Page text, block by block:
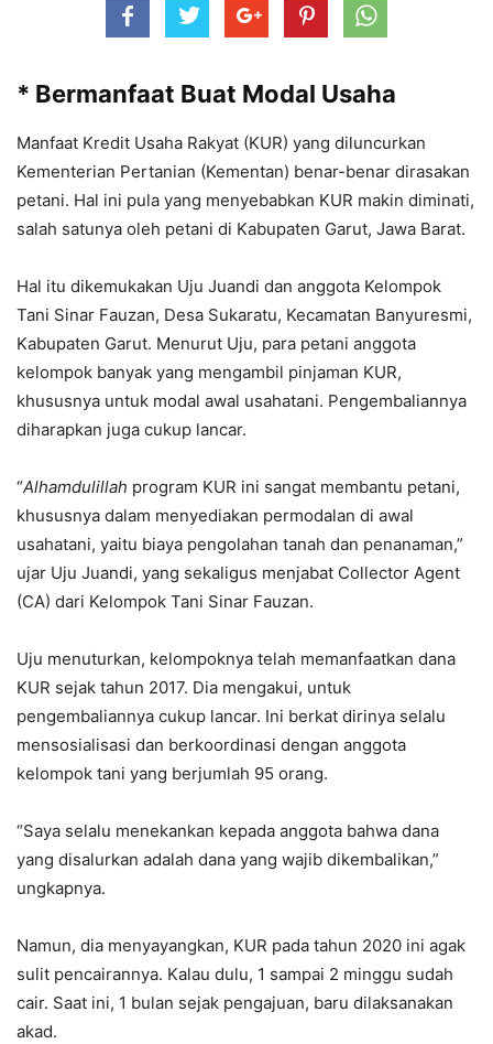
* Bermanfaat Buat Modal Usaha
Manfaat Kredit Usaha Rakyat (KUR) yang diluncurkan
Kementerian Pertanian (Kementan) benar-benar dirasakan
petani. Hal ini pula yang menyebabkan KUR makin diminati,
salah satunya oleh petani di Kabupaten Garut, Jawa Barat.
Hal itu dikemukakan Uju Juandi dan anggota Kelompok
Tani Sinar Fauzan, Desa Sukaratu, Kecamatan Banyuresmi,
Kabupaten Garut. Menurut Uju, para petani anggota
kelompok banyak yang mengambil pinjaman KUR,
khususnya untuk modal awal usahatani. Pengembaliannya
diharapkan juga cukup lancar.
“Alhamdulillah program KUR ini sangat membantu petani,
khususnya dalam menyediakan permodalan di awal
usahatani, yaitu biaya pengolahan tanah dan penanaman,”
ujar Uju Juandi, yang sekaligus menjabat Collector Agent
(CA) dari Kelompok Tani Sinar Fauzan.
Uju menuturkan, kelompoknya telah memanfaatkan dana
KUR sejak tahun 2017. Dia mengakui, untuk
pengembaliannya cukup lancar. Ini berkat dirinya selalu
mensosialisasi dan berkoordinasi dengan anggota
kelompok tani yang berjumlah 95 orang.
“Saya selalu menekankan kepada anggota bahwa dana
yang disalurkan adalah dana yang wajib dikembalikan,”
ungkapnya.
Namun, dia menyayangkan, KUR pada tahun 2020 ini agak
sulit pencairannya. Kalau dulu, 1 sampai 2 minggu sudah
cair. Saat ini, 1 bulan sejak pengajuan, baru dilaksanakan
akad.